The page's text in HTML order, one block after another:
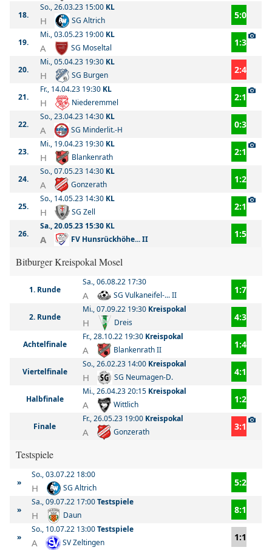
18.
So., 26.03.23 15:00 KL
H SG Altrich 5:0
19.
Mi., 03.05.23 19:00 KL
A SG Moseltal 1:3
20.
Mi., 05.04.23 19:30 KL
H SG Burgen 2:4
21.
Fr., 14.04.23 19:30 KL
H Niederemmel 2:1
22.
So., 23.04.23 14:30 KL
A SG Minderlit.-H 0:3
23.
Mi., 19.04.23 19:30 KL
H Blankenrath 2:1
24.
So., 07.05.23 14:30 KL
A Gonzerath 1:2
25.
So., 14.05.23 14:30 KL
H SG Zell 2:1
26.
Sa., 20.05.23 15:30 KL
A FV Hunsrückhöhe... II 1:5
Bitburger Kreispokal Mosel
1. Runde
Sa., 06.08.22 17:30
A SG Vulkaneifel-... II 1:7
2. Runde
Mi., 07.09.22 19:30 Kreispokal
H Dreis 4:3
Achtelfinale
Fr., 28.10.22 19:30 Kreispokal
A Blankenrath II 1:4
Viertelfinale
So., 26.02.23 14:00 Kreispokal
H SG Neumagen-D. 4:1
Halbfinale
Mi., 26.04.23 20:15 Kreispokal
A Wittlich 1:2
Finale
Fr., 26.05.23 19:00 Kreispokal
A Gonzerath 3:1
Testspiele
»
So., 03.07.22 18:00
H SG Altrich 5:2
»
Sa., 09.07.22 17:00Testspiele
H Daun 8:1
»
So., 10.07.22 13:00Testspiele
A SV Zeltingen 1:1